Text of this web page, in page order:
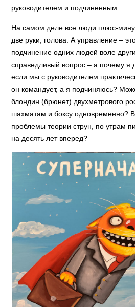
руководителем и подчиненным.
На самом деле все люди плюс-
две руки, голова. А управление –
подчинение одних людей воле
справедливый вопрос – а почему я
если мы с руководителем
он командует, а я подчиняюсь?
блондин (брюнет) двухметрового
шахматам и боксу одновременно?
проблемы теории струн, по утрам
на десять лет вперед?